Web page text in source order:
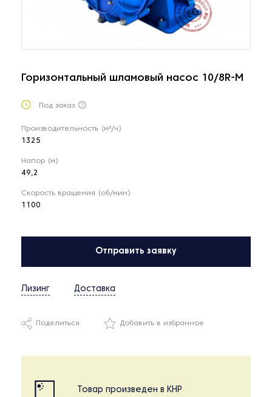
Горизонтальный шламовый насос 10/8R-M
Под заказ
Производительность (м³/ч)
1325
Напор (м)
49,2
Скорость вращения (об/мин)
1100
Отправить заявку
Лизинг Доставка
Поделиться Добавить в избранное
Товар произведен в КНР